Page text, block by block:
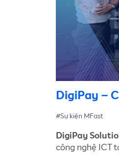
DigiPay –
#Sự kiện MFast
DigiPay
công nghệ ICT